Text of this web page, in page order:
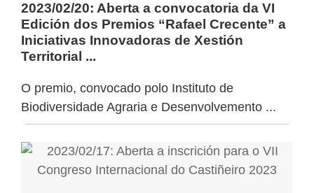
2023/02/20: Aberta a convocatoria da VI
Edición dos Premios “Rafael Crecente” a
Iniciativas Innovadoras de Xestión
Territorial ...
O premio, convocado polo Instituto de
Biodiversidade Agraria e Desenvolvemento ...